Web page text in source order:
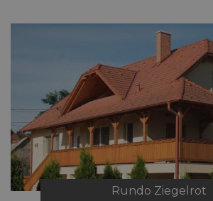
Rundo Ziegelrot